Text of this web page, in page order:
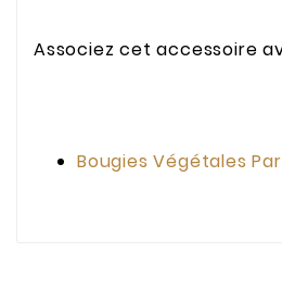
Associez cet accessoire
Bougies Végétales